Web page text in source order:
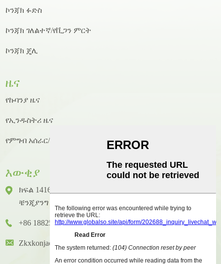
ኮንጃክ ፉድስ
ኮንጃክ ገለልተኛ/የቪጋን ምርት
ኮንጃክ ጄሊ
ዜና
የኩባንያ ዜና
የኢንዱስትሪ ዜና
የምግብ አሰራር/የምግብ አሰራር ዜና
እውቂያ
ክፍል 1416 ፣ ፎቅ 14 ፣ ጁንሃኦ ዓለም አቀፍ ህንፃ ፣ ቁጥር 2 ፣
ቼንጂያንግ ዞንግካይ ጎዳና ፣ ሁዪቼንግ አውራጃ ፣ ሁዩዙ ከተማ
+86 18825458362
Zkxkonjac@hzzkx.com